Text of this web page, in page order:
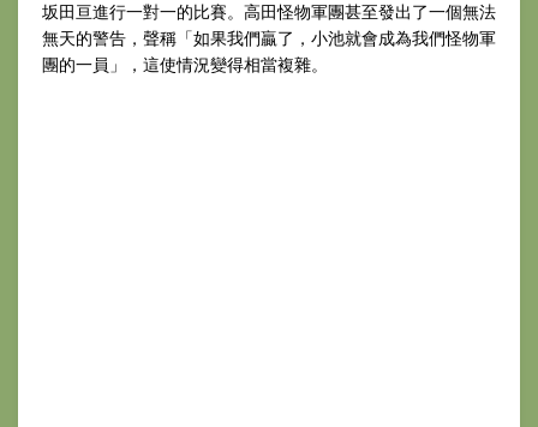
坂田亘進行一對一的比賽。高田怪物軍團甚至發出了一個無法
無天的警告，聲稱「如果我們贏了，小池就會成為我們怪物軍
團的一員」，這使情況變得相當複雜。